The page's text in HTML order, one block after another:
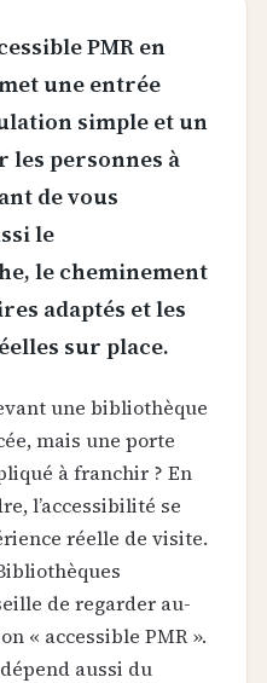
PMR en
une entrée
simple et un
les personnes à
de vous
le
le cheminement
adaptés et les
sur place.
une bibliothèque
mais une porte
à franchir ? En
l’accessibilité se
réelle de visite.
de regarder au-
« accessible PMR ».
aussi du